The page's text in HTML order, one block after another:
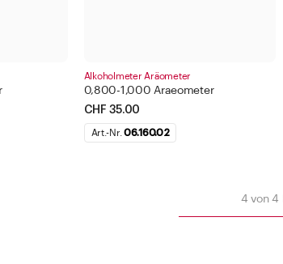
Alkoholmeter Aräometer
0,800-1,000 Araeometer
CHF 35.00
Art.-Nr. 06.160.02
4von4